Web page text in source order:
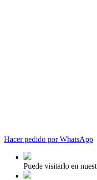
Hacer pedido por WhatsApp
Puede visitarlo en